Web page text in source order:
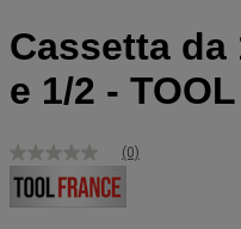
Cassetta da
e 1/2 -
Nessuna
valutazione
Stesso
(0)